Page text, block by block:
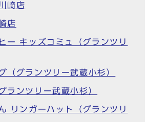
崎店
店
ー キッズコミュ（グランツリ
（グランツリー武蔵小杉）
ランツリー武蔵小杉）
リンガーハット（グランツリ